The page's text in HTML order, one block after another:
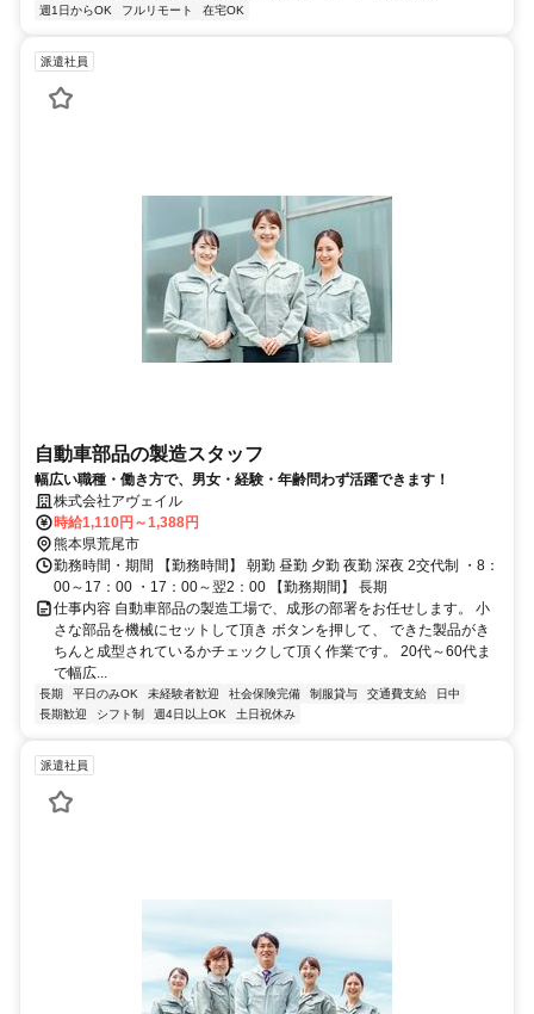
週1日からOK フルリモート 在宅OK
派遣社員
自動車部品の製造スタッフ
幅広い職種・働き方で、男女・経験・年齢問わず活躍できます！
株式会社アヴェイル
時給1,110円～1,388円
熊本県荒尾市
勤務時間・期間 【勤務時間】 朝勤 昼勤 夕勤 夜勤 深夜 2交代制 ・8：
00～17：00 ・17：00～翌2：00 【勤務期間】 長期
仕事内容 自動車部品の製造工場で、成形の部署をお任せします。 小
さな部品を機械にセットして頂き ボタンを押して、 できた製品がき
ちんと成型されているかチェックして頂く作業です。 20代～60代ま
で幅広...
長期 平日のみOK 未経験者歓迎 社会保険完備 制服貸与 交通費支給
日中
長期歓迎
シフト制 週4日以上OK 土日祝休み
派遣社員